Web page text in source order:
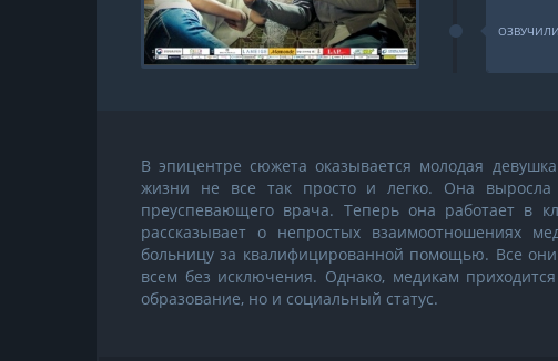
В эпицентре сюжета оказывается молодая
жизни не все так просто и легко. Она выросла
преуспевающего врача. Теперь она работает в
рассказывает о непростых взаимоотношениях
больницу за квалифицированной помощью. Все
всем без исключения. Однако, медикам
образование, но и социальный статус.